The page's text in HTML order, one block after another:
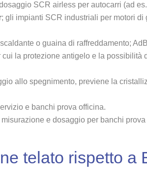
SCR airless per autocarri (ad
; gli impianti SCR industriali per motori di
o guaina di raffreddamento;
la protezione antigelo e la possibilità
allo spegnimento, previene la
e banchi prova officina.
e dosaggio per banchi prova
telato rispetto a